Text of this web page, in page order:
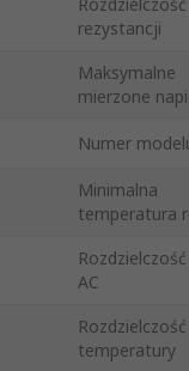
rezystancji
Maksymalne
mierzone
Numer
Minimalna
temperatura
AC
Rozdzielczość
temperatury